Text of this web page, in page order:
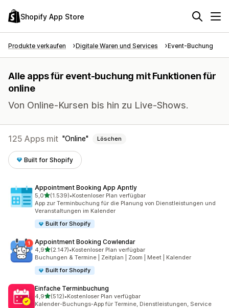
Shopify App Store
Produkte verkaufen Digitale Waren und Services Event-Buchung
Alle apps für event-buchung mit Funktionen für
online
Von Online-Kursen bis hin zu Live-Shows.
125 Apps mit Online Löschen
Built for Shopify
Appointment Booking App Apntly
5,0von 5 Sternen
(1.539)
1539 Rezensionen insgesamt
•Kostenloser Plan verfügbar
App zur Terminbuchung für die Planung von Dienstleistungen und
Veranstaltungen im Kalender
Built for Shopify
Appointment Booking Cowlendar
4,9von 5 Sternen
(2.147)
2147 Rezensionen insgesamt
•Kostenloser Plan verfügbar
Buchungen & Termine | Zeitplan | Zoom | Meet | Kalender
Built for Shopify
Einfache Terminbuchung
4,9von 5 Sternen
(512)
512 Rezensionen insgesamt
•Kostenloser Plan verfügbar
Kalender-Buchungs-App für Termine, Dienstleistungen, Service